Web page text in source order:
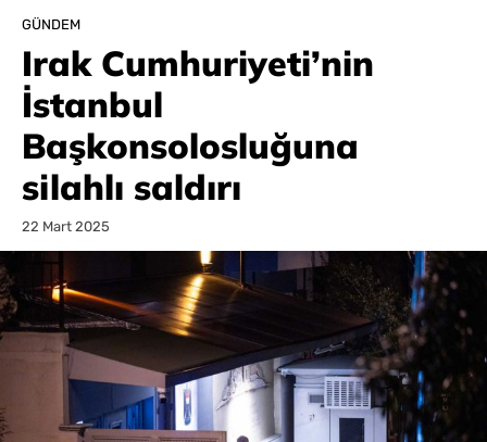
GÜNDEM
Irak Cumhuriyeti’nin
İstanbul
Başkonsolosluğuna
silahlı saldırı
22 Mart 2025